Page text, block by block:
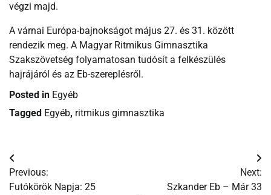
végzi majd.
A várnai Európa-bajnokságot május 27. és 31. között
rendezik meg. A Magyar Ritmikus Gimnasztika
Szakszövetség folyamatosan tudósít a felkészülés
hajrájáról és az Eb-szereplésről.
Posted in Egyéb
Tagged Egyéb, ritmikus gimnasztika
Bejegyzés
navigáció
Previous:
Futókörök Napja: 25
Next:
Szkander Eb – Már 33